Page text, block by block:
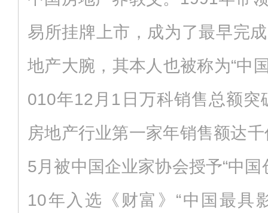
易所挂牌上市，成为了最早完
地产大腕，其本人也被称为“中
010年12月1日万科销售总额突
房地产行业第一家年销售额达
5月被中国企业家协会授予“中
10年入选《财富》“中国最具